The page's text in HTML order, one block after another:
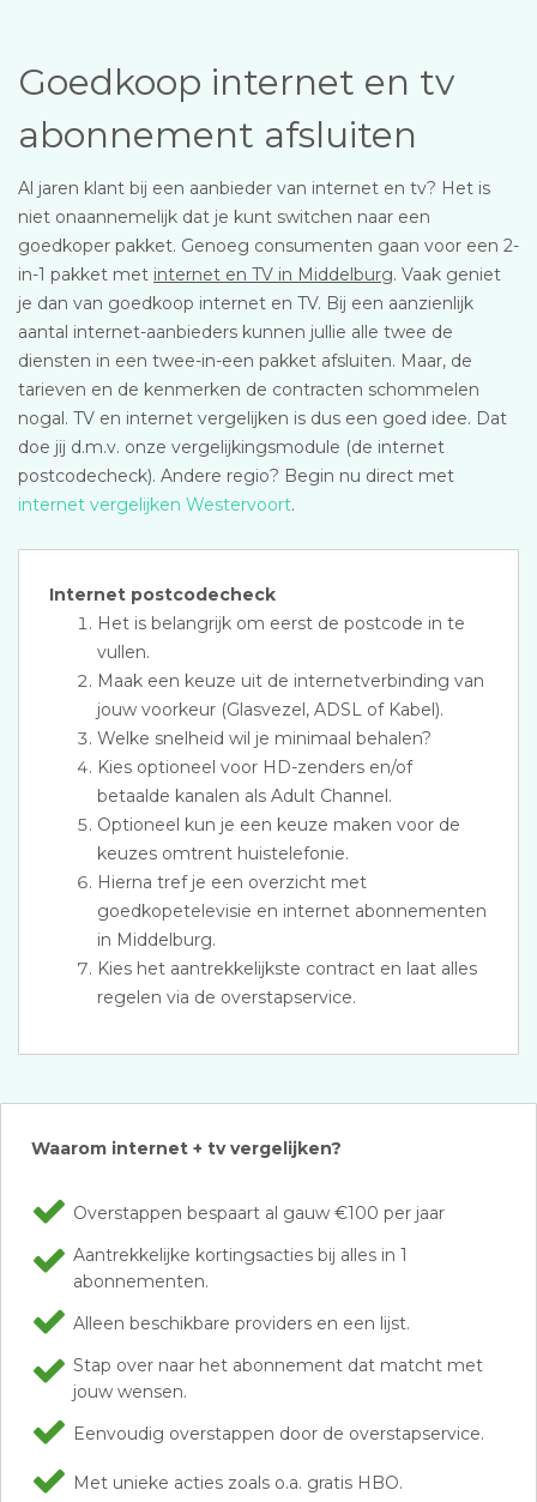
Goedkoop internet en tv
abonnement afsluiten
Al jaren klant bij een aanbieder van internet en tv? Het is
niet onaannemelijk dat je kunt switchen naar een
goedkoper pakket. Genoeg consumenten gaan voor een 2-
in-1 pakket met internet en TV in Middelburg. Vaak geniet
je dan van goedkoop internet en TV. Bij een aanzienlijk
aantal internet-aanbieders kunnen jullie alle twee de
diensten in een twee-in-een pakket afsluiten. Maar, de
tarieven en de kenmerken de contracten schommelen
nogal. TV en internet vergelijken is dus een goed idee. Dat
doe jij d.m.v. onze vergelijkingsmodule (de internet
postcodecheck). Andere regio? Begin nu direct met
internet vergelijken Westervoort.
Internet postcodecheck
Het is belangrijk om eerst de postcode in te
vullen.
Maak een keuze uit de internetverbinding van
jouw voorkeur (Glasvezel, ADSL of Kabel).
Welke snelheid wil je minimaal behalen?
Kies optioneel voor HD-zenders en/of
betaalde kanalen als Adult Channel.
Optioneel kun je een keuze maken voor de
keuzes omtrent huistelefonie.
Hierna tref je een overzicht met
goedkopetelevisie en internet abonnementen
in Middelburg.
Kies het aantrekkelijkste contract en laat alles
regelen via de overstapservice.
Waarom internet + tv vergelijken?
Overstappen bespaart al gauw €100 per jaar
Aantrekkelijke kortingsacties bij alles in 1
abonnementen.
Alleen beschikbare providers en een lijst.
Stap over naar het abonnement dat matcht met
jouw wensen.
Eenvoudig overstappen door de overstapservice.
Met unieke acties zoals o.a. gratis HBO.